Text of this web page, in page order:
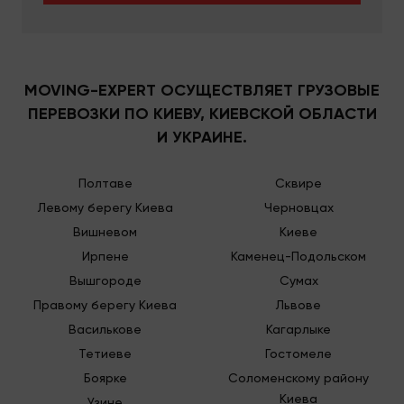
Если вам необходимо, к примеру, совершить
комплексный офисный или быть может квартирный
переезд, где есть две, три или более комнат, вам
данного вида работ грузовик 5 тонн по Киеву у
нас. Такой автомобиль отлично подойдет для
перевозок:
стройматериалов;
крупного строительного мусора;
разных производственных линий;
и промышленного оборудования.
Срочные заказы
Стоимость срочных перевозок по городу
MOVING-EXPERT ОСУЩЕСТВЛЯЕТ ГРУЗОВЫЕ
ПЕРЕВОЗКИ ПО КИЕВУ, КИЕВСКОЙ ОБЛАСТИ
И УКРАИНЕ.
Полтаве
Левому берегу Киева
Вишневом
Ирпене
Вышгороде
Правому берегу Киева
Василькове
Тетиеве
Боярке
Сквире
Черновцах
Киеве
Каменец-Подольском
Сумах
Львове
Кагарлыке
Гостомеле
Соломенскому району
Киева